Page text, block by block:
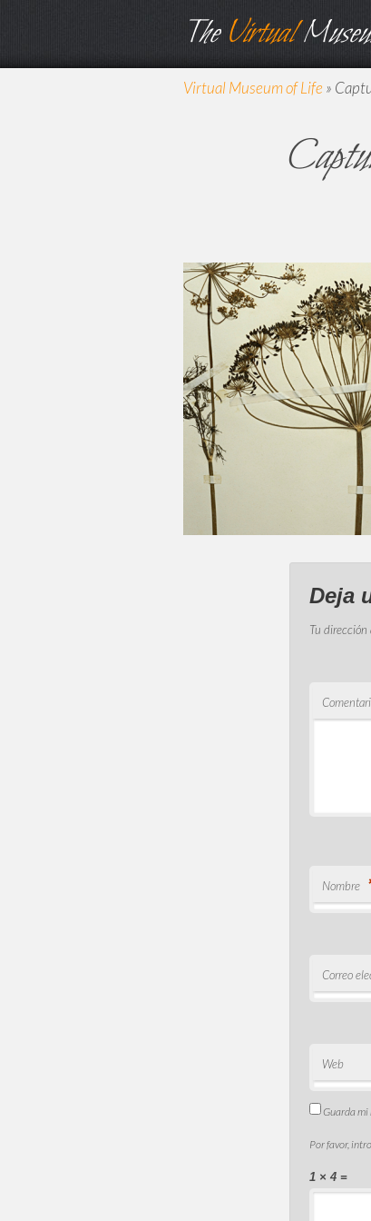
TheVirtual
Virtual Museum of Life »
Deja
Tu dirección
Nombre
Correo
Web
Guarda mi
Por favor,
1 × 4 =